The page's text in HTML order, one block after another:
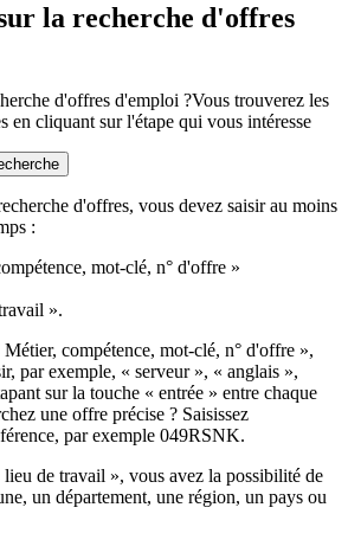
la recherche d'offres
d'offres d'emploi ?Vous trouverez les
en cliquant sur l'étape qui vous intéresse
d'offres, vous devez saisir au moins
:
mot-clé, n° d'offre »
».
compétence, mot-clé, n° d'offre »,
par exemple, « serveur », « anglais »,
sur la touche « entrée » entre chaque
une offre précise ? Saisissez
par exemple 049RSNK.
de travail », vous avez la possibilité de
un département, une région, un pays ou